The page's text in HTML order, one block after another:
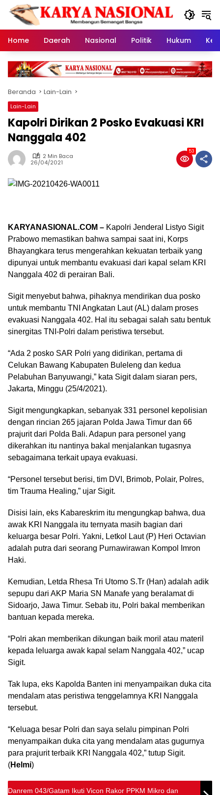
Langsung
konten
Home
Daerah Nasional Politik Hukum
Beranda Lain-Lain
Lain-Lain
Kapolri Dirikan 2 Posko Evakuasi KRI
Nanggala 402
2 Min Baca
26/04/2021
53
KARYANASIONAL.COM – Kapolri Jenderal Listyo Sigit
Prabowo memastikan bahwa sampai saat ini, Korps
Bhayangkara terus mengerahkan kekuatan terbaik yang
dipunyai untuk membantu evakuasi dari kapal selam KRI
Nanggala 402 di perairan Bali.
Sigit menyebut bahwa, pihaknya mendirikan dua posko
untuk membantu TNI Angkatan Laut (AL) dalam proses
evakuasi Nanggala 402. Hal itu sebagai salah satu bentuk
sinergitas TNI-Polri dalam peristiwa tersebut.
“Ada 2 posko SAR Polri yang didirikan, pertama di
Celukan Bawang Kabupaten Buleleng dan kedua
Pelabuhan Banyuwangi,” kata Sigit dalam siaran pers,
Jakarta, Minggu (25/4/2021).
Sigit mengungkapkan, sebanyak 331 personel kepolisian
dengan rincian 265 jajaran Polda Jawa Timur dan 66
prajurit dari Polda Bali. Adapun para personel yang
dikerahkan itu nantinya bakal menjalankan tugasnya
sebagaimana terkait upaya evakuasi.
“Personel tersebut berisi, tim DVI, Brimob, Polair, Polres,
tim Trauma Healing,” ujar Sigit.
Disisi lain, eks Kabareskrim itu mengungkap bahwa, dua
awak KRI Nanggala itu ternyata masih bagian dari
keluarga besar Polri. Yakni, Letkol Laut (P) Heri Octavian
adalah putra dari seorang Purnawirawan Kompol Imron
Haki.
Kemudian, Letda Rhesa Tri Utomo S.Tr (Han) adalah adik
sepupu dari AKP Maria SN Manafe yang beralamat di
Sidoarjo, Jawa Timur. Sebab itu, Polri bakal memberikan
bantuan kepada mereka.
“Polri akan memberikan dikungan baik moril atau materil
kepada leluarga awak kapal selam Nanggala 402,” ucap
Sigit.
Tak lupa, eks Kapolda Banten ini menyampaikan duka cita
mendalam atas peristiwa tenggelamnya KRI Nanggala
tersebut.
“Keluaga besar Polri dan saya selalu pimpinan Polri
menyampaikan duka cita yang mendalam atas gugurnya
para prajurit terbaik KRI Nanggala 402,” tutup Sigit.
(Helmi)
Danrem 043/Gatam Ikuti Vicon Rakor PPKM Mikro dan